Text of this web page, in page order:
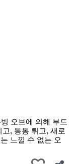
오브에 의해 부드
, 통통 튀고, 새로
느낄 수 없는 오